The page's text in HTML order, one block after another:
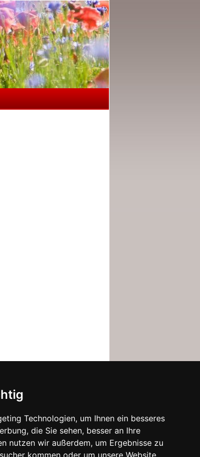
Technologien, um Ihnen ein besseres
die Sie sehen, besser an Ihre
nutzen wir außerdem, um Ergebnisse zu
kommen oder um unsere Website